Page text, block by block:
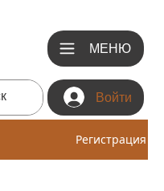
МЕНЮ
Войти
Регистрация